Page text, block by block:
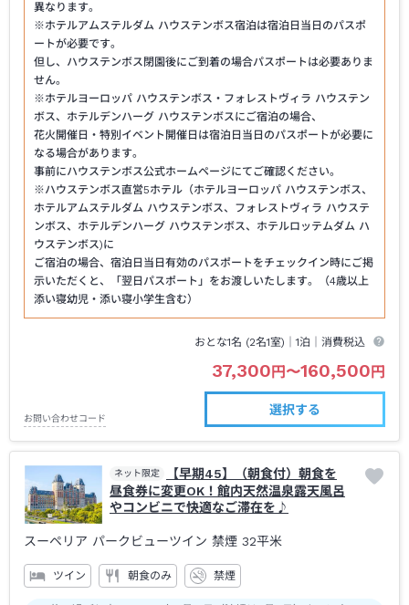
異なります。
※ホテルアムステルダム ハウステンボス宿泊は宿泊日当日のパスポ
ートが必要です。
但し、ハウステンボス閉園後にご到着の場合パスポートは必要ありま
せん。
※ホテルヨーロッパ ハウステンボス・フォレストヴィラ ハウステン
ボス、ホテルデンハーグ ハウステンボスにご宿泊の場合、
花火開催日・特別イベント開催日は宿泊日当日のパスポートが必要に
なる場合があります。
事前にハウステンボス公式ホームページにてご確認ください。
※ハウステンボス直営5ホテル（ホテルヨーロッパ ハウステンボス、
ホテルアムステルダム ハウステンボス、フォレストヴィラ ハウステ
ンボス、ホテルデンハーグ ハウステンボス、ホテルロッテムダム ハ
ウステンボス)に
ご宿泊の場合、宿泊日当日有効のパスポートをチェックイン時にご掲
示いただくと、「翌日パスポート」をお渡しいたします。（4歳以上
添い寝幼児・添い寝小学生含む）
おとな1名 (2名1室)｜1泊 ｜消費税込
37,300 円 〜160,500 円
お問い合わせコード
選択する
ネット限定
【早期45】（朝食付）朝食を
昼食券に変更OK！館内天然温泉露天風呂
やコンビニで快適なご滞在を♪
スーペリア パークビューツイン 禁煙 32平米
ツイン 朝食のみ 禁煙